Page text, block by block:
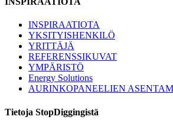
INSPIRAATIOTA
YKSITYISHENKILÖ
YRITTÄJÄ
REFERENSSIKUVAT
YMPÄRISTÖ
Energy Solutions
AURINKOPANEELIEN
Tietoja StopDiggingistä